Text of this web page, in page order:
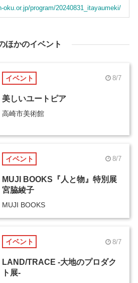
oku.or.jp/program/20240831_itayaumeki/
ほかのイベント
イベント 8/7
美しいユートピア
高崎市美術館
イベント 8/7
MUJI BOOKS『人と物』特別展
宮脇綾子
MUJI BOOKS
イベント 8/7
LAND/TRACE -大地のプロダク
ト展-